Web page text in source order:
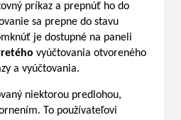
príkaz a prepnúť ho do
sa prepne do stavu
je dostupné na paneli
vyúčtovania otvoreného
a vyúčtovania.
niektorou predlohou,
To používateľovi